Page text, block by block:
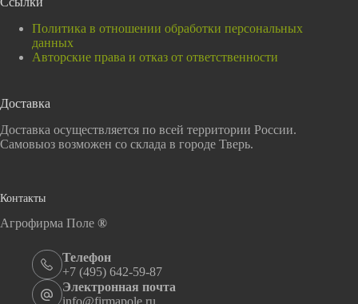
Политика в отношении обработки персональных
данных
Авторские права и отказ от ответственности
Доставка
Доставка осуществляется по всей территории России.
Самовыоз возможен со склада в городе Тверь.
Контакты
Агрофирма Поле ®
Телефон
+7 (495) 642-59-87
Электронная почта